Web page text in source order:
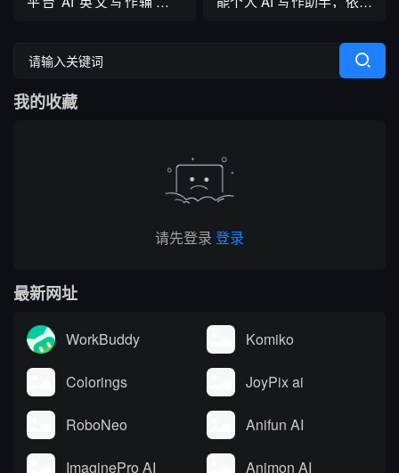
搭载 GrammarlyGO 智能
AI 生成、抄袭检测、引文
字处理工具，内置上百种
写作功能，支持原生网页
编辑器与 Chrome 浏览器
务沟通等...
我的收藏
请先登录 登录
最新网址
WorkBuddy Komiko
Colorings JoyPix ai
RoboNeo Anifun AI
ImaginePro AI Animon AI